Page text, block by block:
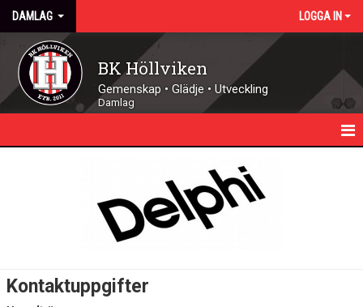
DAMLAG LOGGA IN
BK Höllviken
Gemenskap • Glädje • Utveckling
Damlag
Kontaktuppgifter